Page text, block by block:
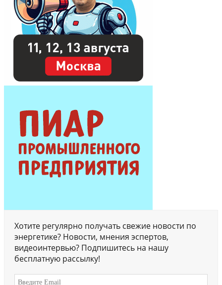
Хотите регулярно получать свежие новости по
энергетике? Новости, мнения эспертов,
видеоинтервью? Подпишитесь на нашу
бесплатную рассылку!